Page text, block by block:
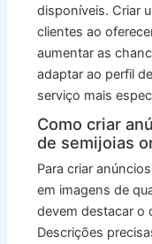
disponíveis. Criar
clientes ao
aumentar as
adaptar ao perfil
serviço mais
Como criar
de semijoias
Para criar
em imagens de
devem destacar o
Descrições